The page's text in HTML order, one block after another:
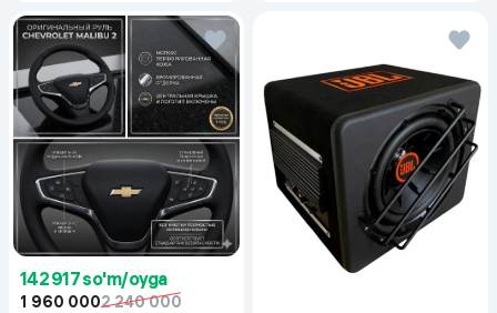
142 917 so'm/oyga
1 960 0002 240 000